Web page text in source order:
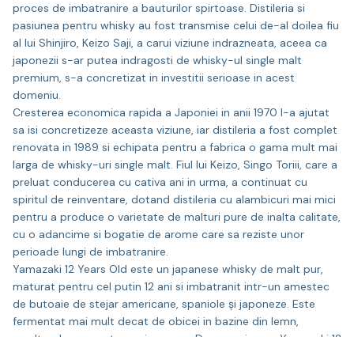
proces de imbatranire a bauturilor spirtoase. Distileria si
pasiunea pentru whisky au fost transmise celui de-al doilea fiu
al lui Shinjiro, Keizo Saji, a carui viziune indrazneata, aceea ca
japonezii s-ar putea indragosti de whisky-ul single malt
premium, s-a concretizat in investitii serioase in acest
domeniu.
Cresterea economica rapida a Japoniei in anii 1970 l-a ajutat
sa isi concretizeze aceasta viziune, iar distileria a fost complet
renovata in 1989 si echipata pentru a fabrica o gama mult mai
larga de whisky-uri single malt. Fiul lui Keizo, Singo Toriii, care a
preluat conducerea cu cativa ani in urma, a continuat cu
spiritul de reinventare, dotand distileria cu alambicuri mai mici
pentru a produce o varietate de malturi pure de inalta calitate,
cu o adancime si bogatie de arome care sa reziste unor
perioade lungi de imbatranire.
Yamazaki 12 Years Old este un japanese whisky de malt pur,
maturat pentru cel putin 12 ani si imbatranit intr-un amestec
de butoaie de stejar americane, spaniole și japoneze. Este
fermentat mai mult decat de obicei in bazine din lemn,